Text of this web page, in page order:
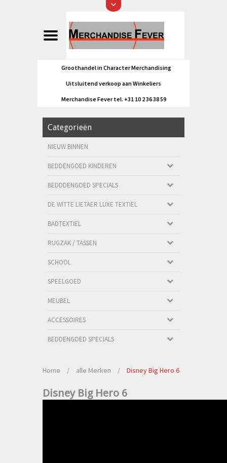
Groothandel in Character Merchandising
Uitsluitend verkoop aan Winkeliers
Merchandise Fever tel. +31 10 2 36 38 59
Categorieën
NIEUW BINNEN
BEDDENGOED KINDEREN
BEDDDENGOED SPECIALS
DE WITTE LIETAER LUXE TEXTIEL
BADTEXTIEL
RUGZAK / TASSEN
SCHOOL
SPEELGOED
MEUBEL
ACCESSOIRES
BEDDENGOED SPECIALS
Home / alle Merken / Disney Big Hero 6
Disney Big Hero 6